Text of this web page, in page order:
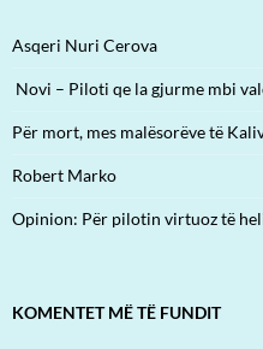
Asqeri Nuri Cerova
Novi – Piloti qe la gjurme mbi
Për mort, mes malësorëve të
Robert Marko
Opinion: Për pilotin virtuoz të
KOMENTET MË TË FUNDIT